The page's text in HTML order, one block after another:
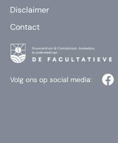
Disclaimer
Contact
Volg ons op social media: